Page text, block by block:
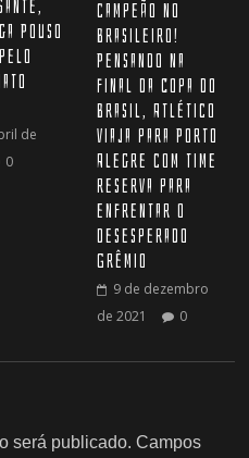
Pouso
de
0
campeão no
Brasileiro!
Pensando na
final da Copa do
Brasil, Atlético
viaja para Porto
Alegre com time
reserva para
enfrentar o
desesperado
Grêmio
9 de dezembro
de 2021
0
será publicado. Campos